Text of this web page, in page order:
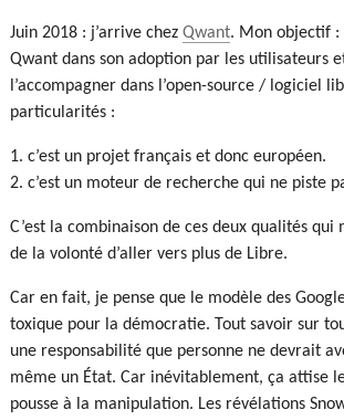
Juin 2018 : j’arrive chez Qwant. Mon objectif
Qwant dans son adoption par les utilisateurs
l’accompagner dans l’open-source / logiciel
particularités :
c’est un projet français et donc européen.
c’est un moteur de recherche qui ne piste
C’est la combinaison de ces deux qualités qui
de la volonté d’aller vers plus de Libre.
Car en fait, je pense que le modèle des
toxique pour la démocratie. Tout savoir sur
une responsabilité que personne ne devrait
même un État. Car inévitablement, ça attise
pousse à la manipulation. Les révélations